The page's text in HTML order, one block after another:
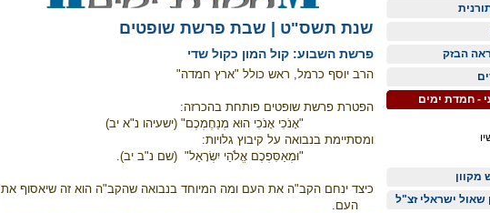
הבזק
- חמדת ימים
מקוון
שאול ישראלי זצ"ל
שנת תשס"ט | שבת פרשת שופטים
פרשת השבוע: קול המון כקול שדי
הרב יוסף כרמל, ראש כולל "ארץ חמדה"
הפטרת פרשת שופטים פותחת בהכרזה:
"אָנֹכִי אָנֹכִי הוּא מְנַחֶמְכֶם" (ישעיהו נ"א יב)
ומסתיימת בנבואה על קיבוץ גלויות:
"וּמְאַסִּפְכֶם אֱלֹהֵי יִשְׂרָאֵל" (שם נ"ב יב).
כיצד ינחם הקב"ה את העם ומה המיוחד בנבואה שהקב"ה הוא זה שיאסוף את
העם.